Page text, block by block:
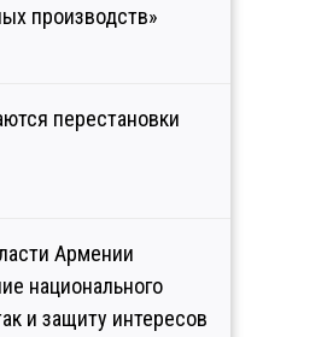
производств»
перестановки
Армении
национального
и защиту интересов